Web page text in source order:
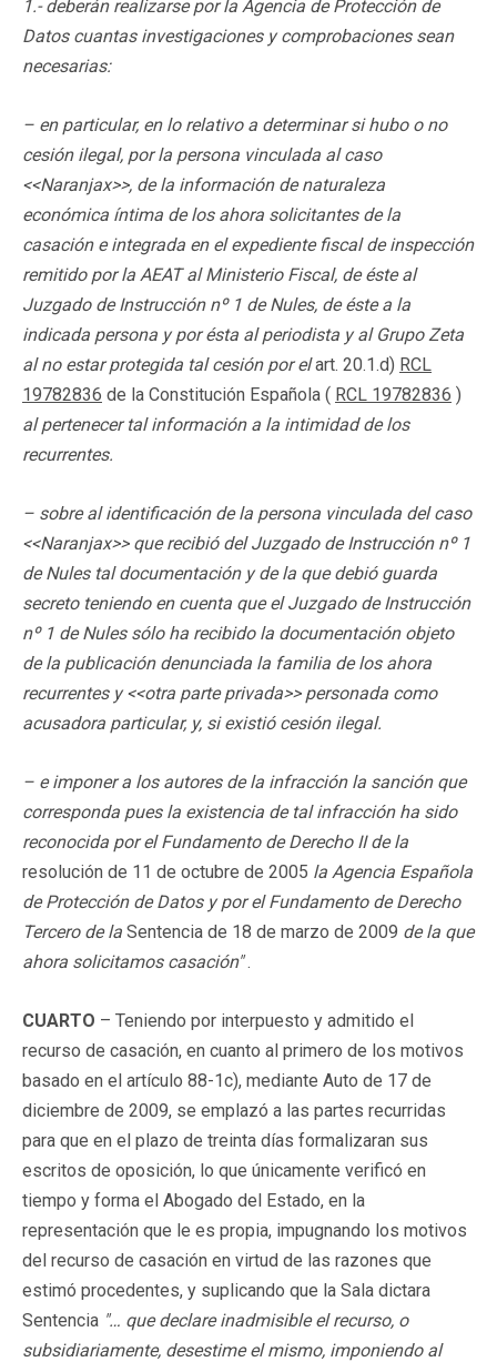
1.- deberán realizarse por la Agencia de Protección de
Datos cuantas investigaciones y comprobaciones sean
necesarias:
– en particular, en lo relativo a determinar si hubo o no
cesión ilegal, por la persona vinculada al caso
<<Naranjax>>, de la información de naturaleza
económica íntima de los ahora solicitantes de la
casación e integrada en el expediente fiscal de inspección
remitido por la AEAT al Ministerio Fiscal, de éste al
Juzgado de Instrucción nº 1 de Nules, de éste a la
indicada persona y por ésta al periodista y al Grupo Zeta
al no estar protegida tal cesión por elart. 20.1.d) RCL
19782836 de la Constitución Española ( RCL 19782836 )
al pertenecer tal información a la intimidad de los
recurrentes.
– sobre al identificación de la persona vinculada del caso
<<Naranjax>> que recibió del Juzgado de Instrucción nº 1
de Nules tal documentación y de la que debió guarda
secreto teniendo en cuenta que el Juzgado de Instrucción
nº 1 de Nules sólo ha recibido la documentación objeto
de la publicación denunciada la familia de los ahora
recurrentes y <<otra parte privada>> personada como
acusadora particular, y, si existió cesión ilegal.
– e imponer a los autores de la infracción la sanción que
corresponda pues la existencia de tal infracción ha sido
reconocida por el Fundamento de Derecho II de la
resolución de 11 de octubre de 2005 la Agencia Española
de Protección de Datos y por el Fundamento de Derecho
Tercero de la Sentencia de 18 de marzo de 2009 de la que
ahora solicitamos casación".
CUARTO – Teniendo por interpuesto y admitido el
recurso de casación, en cuanto al primero de los motivos
basado en el artículo 88-1c), mediante Auto de 17 de
diciembre de 2009, se emplazó a las partes recurridas
para que en el plazo de treinta días formalizaran sus
escritos de oposición, lo que únicamente verificó en
tiempo y forma el Abogado del Estado, en la
representación que le es propia, impugnando los motivos
del recurso de casación en virtud de las razones que
estimó procedentes, y suplicando que la Sala dictara
Sentencia "… que declare inadmisible el recurso, o
subsidiariamente, desestime el mismo, imponiendo al